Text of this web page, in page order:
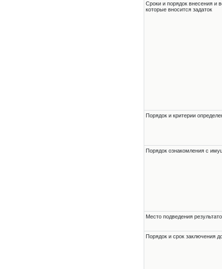
Сроки и порядок внесения и
которые вносится задаток
Порядок и критерии
Порядок ознакомления с
Место подведения
Порядок и срок заключения